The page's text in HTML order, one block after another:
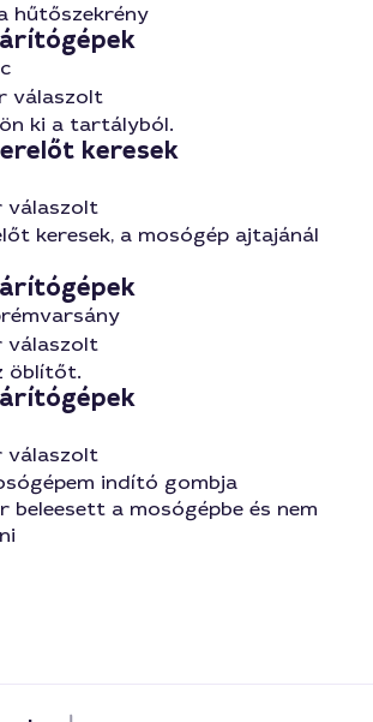
hűtőszekrény
válaszolt
ki a tartályból.
keresek
válaszolt
keresek, a mosógép ajtajánál
válaszolt
öblítőt.
válaszolt
indító gombja
beleesett a mosógépbe és nem